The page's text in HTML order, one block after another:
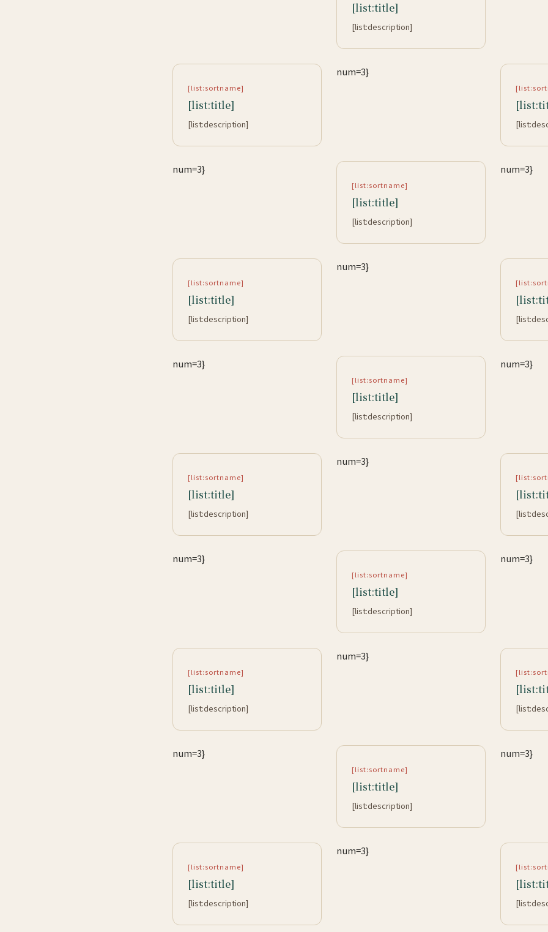
[list:title]
[list:description]
[list:sortname]
[list:title]
[list:description]
num=3}
num=3}
[list:sortname]
[list:title]
[list:description]
num=3}
[list:sortname]
[list:title]
[list:description]
num=3}
num=3}
[list:sortname]
[list:title]
[list:description]
num=3}
[list:sortname]
[list:title]
[list:description]
num=3}
num=3}
[list:sortname]
[list:title]
[list:description]
num=3}
[list:sortname]
[list:title]
[list:description]
num=3}
num=3}
[list:sortname]
[list:title]
[list:description]
num=3}
[list:sortname]
[list:title]
[list:description]
num=3}